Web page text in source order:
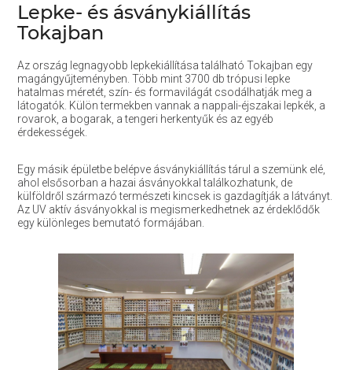
Lepke- és ásványkiállítás
Tokajban
Az ország legnagyobb lepkekiállítása található Tokajban egy
magángyűjteményben. Több mint 3700 db trópusi lepke
hatalmas méretét, szín- és formavilágát csodálhatják meg a
látogatók. Külön termekben vannak a nappali-éjszakai lepkék, a
rovarok, a bogarak, a tengeri herkentyűk és az egyéb
érdekességek.
Egy másik épületbe belépve ásványkiállítás tárul a szemünk elé,
ahol elsősorban a hazai ásványokkal találkozhatunk, de
külföldről származó természeti kincsek is gazdagítják a látványt.
Az UV aktív ásványokkal is megismerkedhetnek az érdeklődők
egy különleges bemutató formájában.